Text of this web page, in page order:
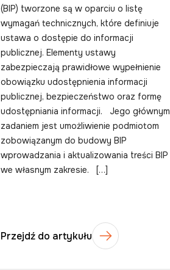
(BIP) tworzone są w oparciu o listę
wymagań technicznych, które definiuje
ustawa o dostępie do informacji
publicznej. Elementy ustawy
zabezpieczają prawidłowe wypełnienie
obowiązku udostępnienia informacji
publicznej, bezpieczeństwo oraz formę
udostępniania informacji. Jego głównym
zadaniem jest umożliwienie podmiotom
zobowiązanym do budowy BIP
wprowadzania i aktualizowania treści BIP
we własnym zakresie. […]
Przejdź do artykułu